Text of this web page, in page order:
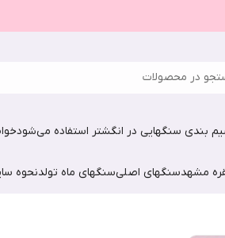
در محصولات
بندی سنگهایی در انگشتر استفاده می‌شود
مشهدسنگهای اصلیسنگهای ماه تولدنحوه